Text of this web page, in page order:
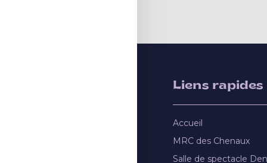
Liens rapides
Accueil
MRC des Chenaux
Salle de spectacle